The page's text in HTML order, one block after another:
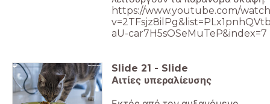
https://www.youtube.com/
aU-car7H5sOSeMuTeP&index=7
Slide 21 - Slide
Αιτίες υπεραλίευσης